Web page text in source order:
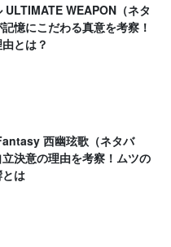
ULTIMATE WEAPON（ネタ
憶にこだわる真意を考察！
とは？
西幽玹歌（ネタバ
決意の理由を考察！ムツの
は